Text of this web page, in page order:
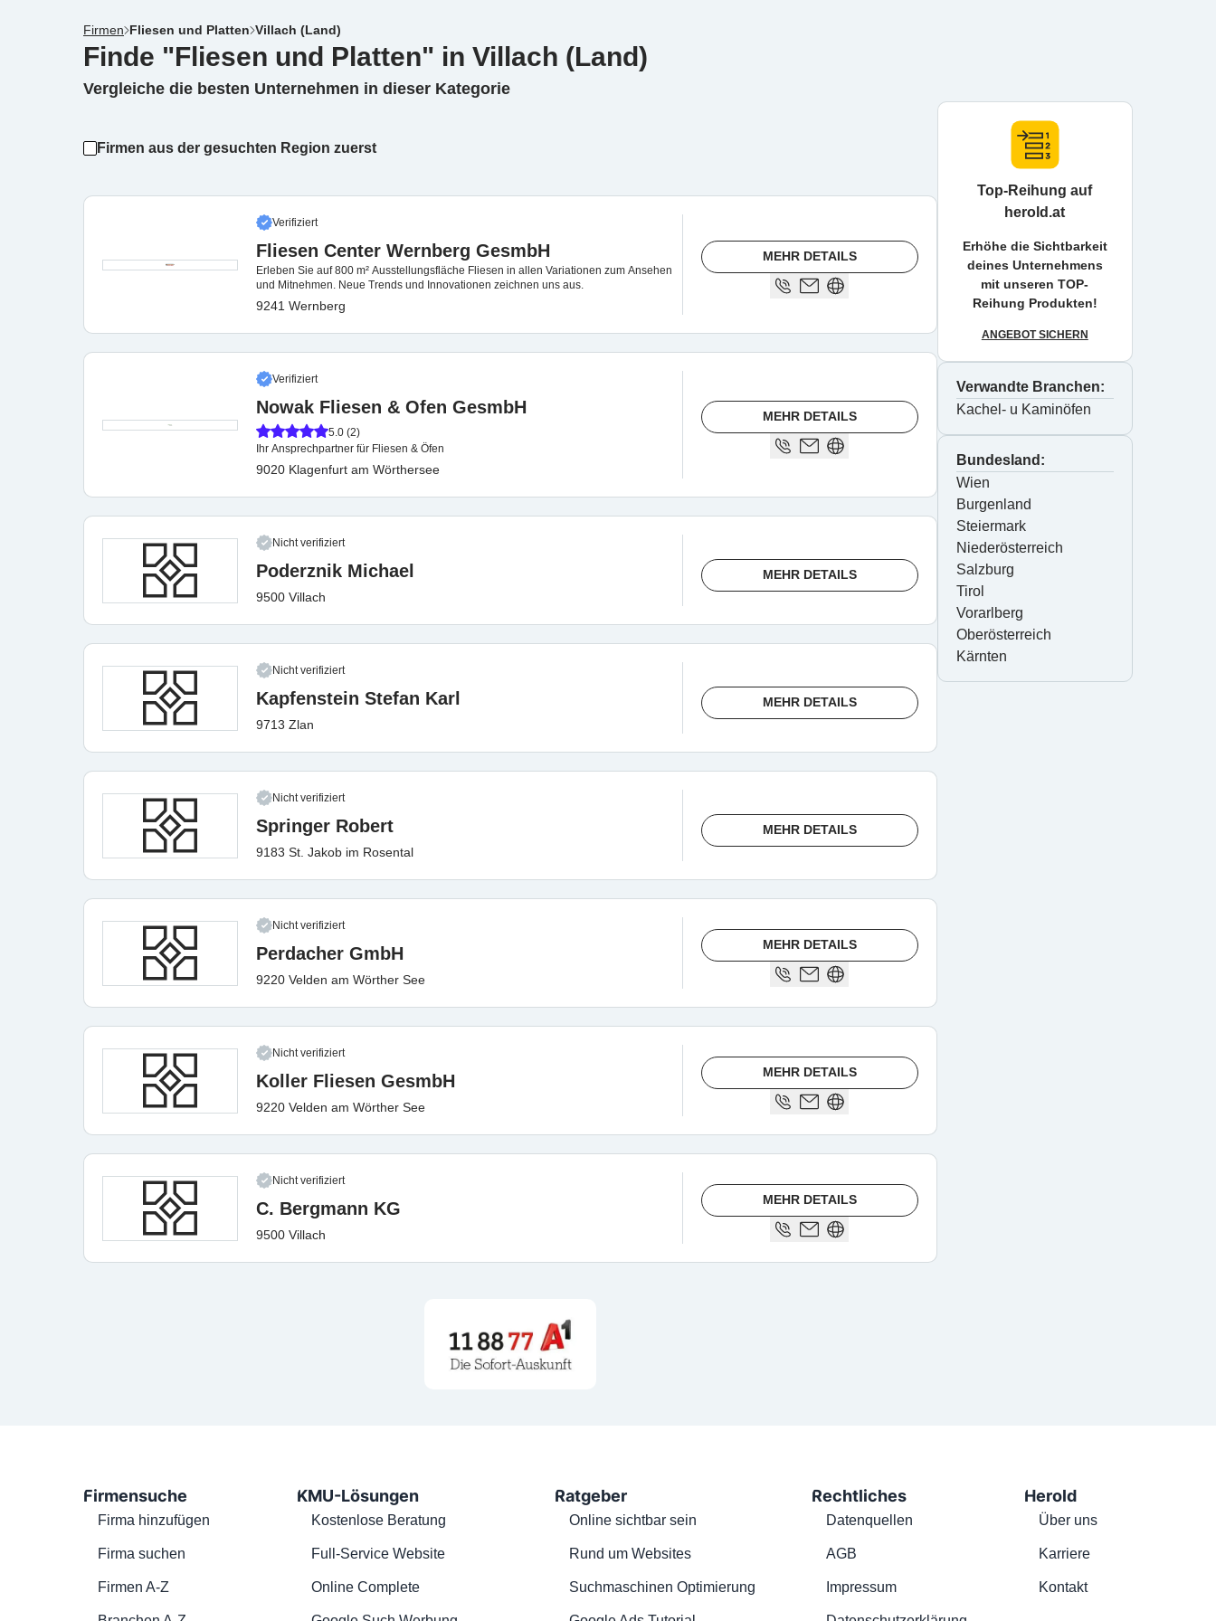
Firmen Fliesen und Platten Villach (Land)
Finde "Fliesen und Platten" in Villach (Land)
Vergleiche die besten Unternehmen in dieser Kategorie
Firmen aus der gesuchten Region zuerst
Verifiziert
Fliesen Center Wernberg GesmbH
Erleben Sie auf 800 m² Ausstellungsfläche Fliesen in allen Variationen zum Ansehen
und Mitnehmen. Neue Trends und Innovationen zeichnen uns aus.
9241 Wernberg
MEHR DETAILS
Verifiziert
Nowak Fliesen & Ofen GesmbH
5.0 (2)
Ihr Ansprechpartner für Fliesen & Öfen
9020 Klagenfurt am Wörthersee
MEHR DETAILS
Nicht verifiziert
Poderznik Michael
9500 Villach
MEHR DETAILS
Nicht verifiziert
Kapfenstein Stefan Karl
9713 Zlan
MEHR DETAILS
Nicht verifiziert
Springer Robert
9183 St. Jakob im Rosental
MEHR DETAILS
Nicht verifiziert
Perdacher GmbH
9220 Velden am Wörther See
MEHR DETAILS
Nicht verifiziert
Koller Fliesen GesmbH
9220 Velden am Wörther See
MEHR DETAILS
Nicht verifiziert
C. Bergmann KG
9500 Villach
MEHR DETAILS
Top-Reihung auf
herold.at
Erhöhe die Sichtbarkeit
deines Unternehmens
mit unseren TOP-
Reihung Produkten!
ANGEBOT SICHERN
Verwandte Branchen:
Kachel- u Kaminöfen
Bundesland:
Wien
Burgenland
Steiermark
Niederösterreich
Salzburg
Tirol
Vorarlberg
Oberösterreich
Kärnten
Firmensuche
Firma hinzufügen
Firma suchen
Firmen A-Z
KMU-Lösungen
Kostenlose Beratung
Full-Service Website
Online Complete
Ratgeber
Online sichtbar sein
Rund um Websites
Suchmaschinen Optimierung
Rechtliches
Datenquellen
AGB
Impressum
Herold
Über uns
Karriere
Kontakt